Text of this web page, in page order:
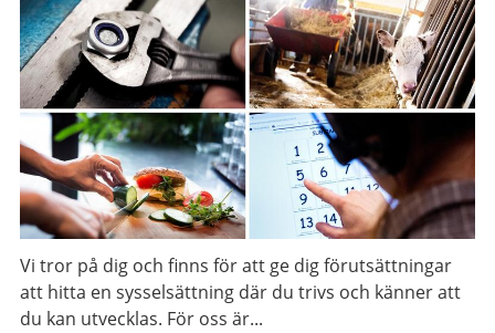
Vi tror på dig och finns för att ge dig förutsättningar
att hitta en sysselsättning där du trivs och känner att
du kan utvecklas. För oss är...